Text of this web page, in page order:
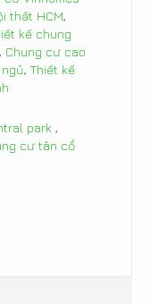
thất HCM,
kế chung
, Chung cư cao
, Thiết kế
park ,
cư tân cổ